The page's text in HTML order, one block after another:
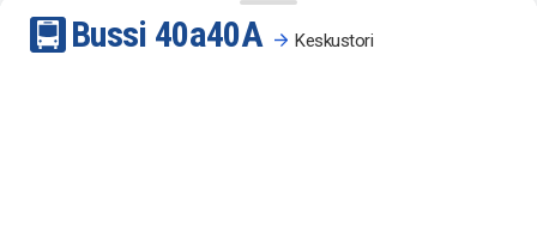
Bussi 40a40A Keskustori